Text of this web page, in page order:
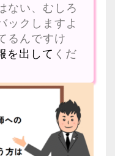
ない、むしろ
ックしますよ
るんですけ
を出して くだ